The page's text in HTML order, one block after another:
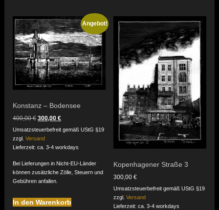
Angebot!
Konstanz – Bodensee
400,00€ Ursprünglicher
war:
400,00 €
300,00€Aktueller
ist:
Umsatzsteuerbefreit gemäß UStG §19
zzgl.Versand
Lieferzeit: ca. 3-4 workdays
Bei Lieferungen in Nicht-EU-Länder
können zusätzliche Zölle, Steuern und
Gebühren anfallen.
In den Warenkorb
Kopenhagener Straße 3
300,00 €
Umsatzsteuerbefreit gemäß UStG §19
zzgl. Versand
Lieferzeit: ca. 3-4 workdays